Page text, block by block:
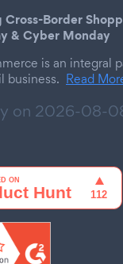
Border
& Cyber Monday
is an integral
business. Read
on 2026-08-